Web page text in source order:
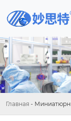
Главная -